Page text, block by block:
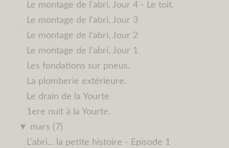
Le montage de l'abri, Jour 4 - Le toit.
Le montage de l'abri, Jour 3
Le montage de l'abri, Jour 2
Le montage de l'abri, Jour 1
Les fondations sur pneus.
La plomberie extérieure.
Le drain de la Yourte
1ere nuit à la Yourte.
▼ mars (7)
L'abri... la petite histoire - Episode 1